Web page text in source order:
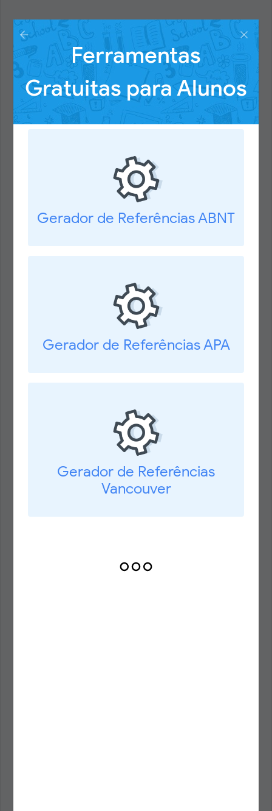
Ferramentas
Gratuitas para Alunos
Gerador de Referências ABNT
Gerador de Referências APA
Gerador de Referências
Vancouver